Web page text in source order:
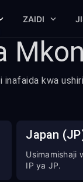
ZAIDI
kwa
Japan
Usimamishaji
IP ya JP.